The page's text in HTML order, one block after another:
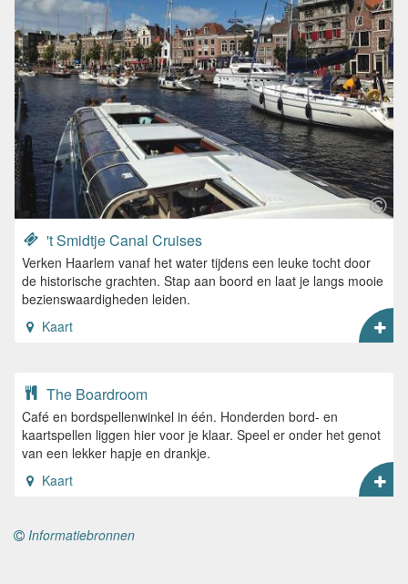
't Smidtje Canal Cruises
Verken Haarlem vanaf het water tijdens een leuke tocht door
de historische grachten. Stap aan boord en laat je langs mooie
bezienswaardigheden leiden.
Kaart
The Boardroom
Café en bordspellenwinkel in één. Honderden bord- en
kaartspellen liggen hier voor je klaar. Speel er onder het genot
van een lekker hapje en drankje.
Kaart
Informatiebronnen